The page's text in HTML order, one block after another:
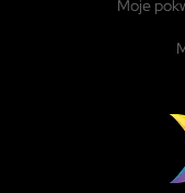
moje